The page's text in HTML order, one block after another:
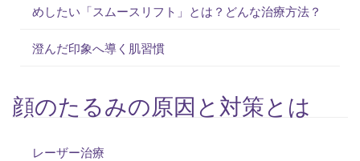
めしたい「スムースリフト」とは？どんな治療方法？
澄んだ印象へ導く肌習慣
顔のたるみの原因と対策とは
レーザー治療